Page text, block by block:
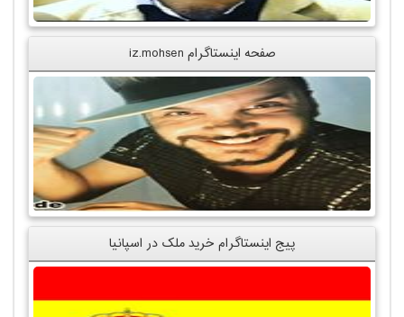
صفحه اینستاگرام iz.mohsen
پیج اینستاگرام خرید ملک در اسپانیا